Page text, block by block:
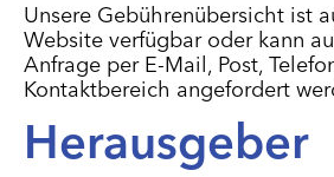
Unsere Gebührenübersicht ist
Website verfügbar oder kann
Anfrage per E-Mail, Post,
Kontaktbereich angefordert
Herausgeber